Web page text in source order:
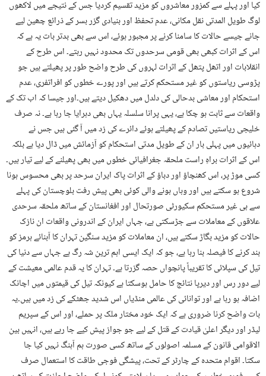
کیا اور پہلے سے کمزور معاشروں کو مزید تقسیم کردیا جس کے نتیجے میں لاکھوں
لوگ طویل المدتی نقل مکانی، عدم تحفظ اور بنیادی گزر بسر کے ذرائع چھین لیے
جانے جیسے حالات کا سامنا کرنے پر مجبور ہوئے، اس سے بھی بدتر بات یہ ہے کہ
اس کے اثرات کبھی بھی قومی سرحدوں تک محدود نہیں رہتے۔ اس طرح کے
انقلابات اور اتھل پتھل کے اثرات لہروں کی طرح واضح طور پر پھیلتے ہیں جو
پڑوسی ریاستوں کو غیر مستحکم کرتے ہیں اور پورے خطوں کو افراتفری، عدم
استحکام اور معاشی بدحالی کی دلدل میں دھکیل دیتے ہیں۔اور جیسا کہ اب تک کے
واقعات سے ثابت ہو چکا ہے، یہی پرانا سلسلہ یہاں بھی دہرایا جا رہا ہے۔ نہ صرف
خلیجی ریاستیں تصادم کے پھیلتے ہوئے دائرے کی زد میں آ گئی ہیں جس نے
دہائیوں میں پہلی بار ان کے طویل مدتی استحکام کو آزمائش میں ڈال دیا ہے بلکہ
اس کے اثرات براہِ راست ملحقہ جغرافیائی خطوں میں بھی پھیلنے کے لیے تیار ہیں۔
کسی موڑ پر، اس کھنچاؤ اور دباؤ کے اثرات پاک ایران سرحد پر بھی محسوس ہونا
شروع ہو سکتے ہیں اور وہاں ہونے والی کوئی بھی پیش رفت بلوچستان کی پہلے
سے ہی غیر مستحکم سکیورٹی صورتحال اور افغانستان کے ساتھ ملحقہ سرحدی
علاقوں کے معاملات سے جڑسکتی ہے، جہاں ایران کے اندرونی واقعات ان نازک
حالات کو مزید بگاڑ سکتے ہیں، ان معاملات کو مزید سنگین تہران کا آبنائے ہرمز کو
بند کرنے کا فیصلہ بنا رہا ہے، جو کہ ایک ایسی اہم ترین شہ رگ ہے جہاں سے دنیا کی
تیل کی سپلائی کا تقریباً پانچواں حصہ گزرتا ہے۔ تہران کا یہ قدم عالمی معیشت کے
لیے دور رس اور دیرپا نتائج کا حامل ہوسکتا ہے کیونکہ تیل کی قیمتوں میں اچانک
اضافہ ہو رہا ہے اور توانائی کی عالمی منڈیاں اس شدید جھٹکے کی زد میں ہیں۔یہ
بات واضح کرنا ضروری ہے کہ ایک خود مختار ملک پر حملے، اور اس کے سپریم
لیڈر اور دیگر اعلیٰ قیادت کے قتل کے لیے جو جواز پیش کیے جا رہے ہیں، انہیں بین
الاقوامی قانون کے مسلمہ اصولوں کے ساتھ کسی صورت ہم آہنگ نہیں کیا جا
سکتا۔ اقوام متحدہ کے چارٹر کے تحت، پیشگی فوجی طاقت کا استعمال صرف